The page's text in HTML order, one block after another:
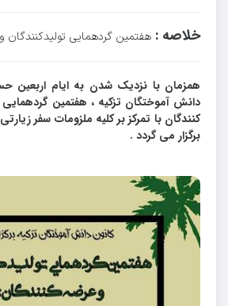
خلاصه : هفتمین گردهمایی تولیدکنندگان
همزمان با نزدیک شدن به ایام اربعین
دانش آموختگان تزکیه ، هفتمین گردهمایی
کنندگان با تمرکز بر کلیه ملزومات سفر
برگزار می گردد .